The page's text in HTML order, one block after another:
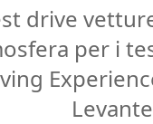
drive
per i